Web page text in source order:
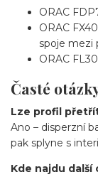
ORAC
ORAC
spoje mezi
ORAC
Časté
Lze profil
Ano – disperzní
pak splyne s
Kde najdu další